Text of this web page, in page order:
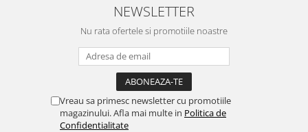
NEWSLETTER
Nu rata ofertele si promotiile noastre
Vreau sa primesc newsletter cu promotiile
magazinului. Afla mai multe in Politica de
Confidentialitate